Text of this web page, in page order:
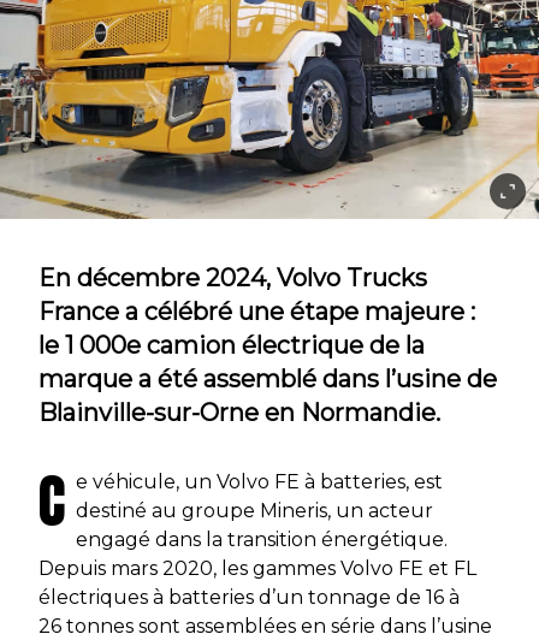
En décembre 2024, Volvo Trucks
France a célébré une étape majeure :
le 1 000e camion électrique de la
marque a été assemblé dans l’usine de
Blainville-sur-Orne en Normandie.
C e véhicule, un Volvo FE à batteries, est
destiné au groupe Mineris, un acteur
engagé dans la transition énergétique.
Depuis mars 2020, les gammes Volvo FE et FL
électriques à batteries d’un tonnage de 16 à
26 tonnes sont assemblées en série dans l’usine